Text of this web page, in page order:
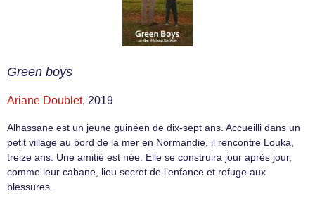
Green boys
Ariane Doublet, 2019
Alhassane est un jeune guinéen de dix-sept ans. Accueilli dans un
petit village au bord de la mer en Normandie, il rencontre Louka,
treize ans. Une amitié est née. Elle se construira jour après jour,
comme leur cabane, lieu secret de l’enfance et refuge aux
blessures.